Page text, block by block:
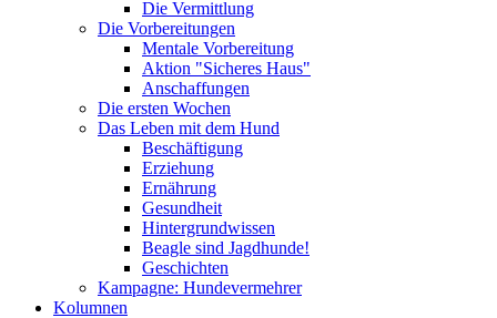
Die Vermittlung
Die Vorbereitungen
Mentale Vorbereitung
Aktion "Sicheres Haus"
Anschaffungen
Die ersten Wochen
Das Leben mit dem Hund
Beschäftigung
Erziehung
Ernährung
Gesundheit
Hintergrundwissen
Beagle sind Jagdhunde!
Geschichten
Kampagne: Hundevermehrer
Kolumnen